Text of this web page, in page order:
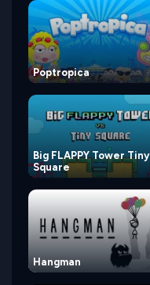
Poptropica
Big FLAPPY Tower Tiny
Square
Hangman